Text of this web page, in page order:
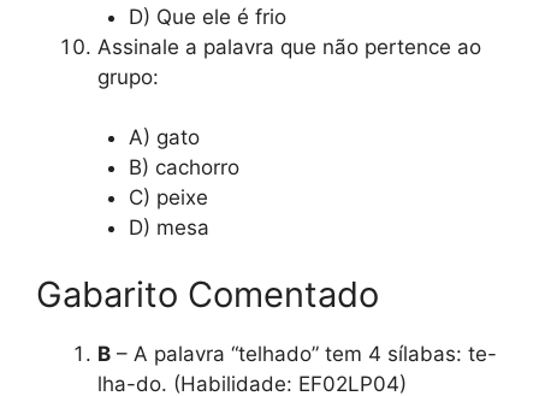
D) Que ele é frio
Assinale a palavra que não pertence ao
grupo:
A) gato
B) cachorro
C) peixe
D) mesa
Gabarito Comentado
B – A palavra “telhado” tem 4 sílabas: te-
lha-do. (Habilidade: EF02LP04)